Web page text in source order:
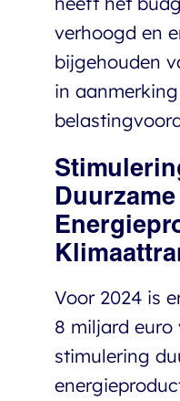
verhoogd en
bijgehouden
in
Duurzame
Voor 2024 is
8 miljard euro
stimulering